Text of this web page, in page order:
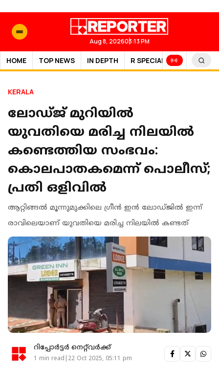
Aug 8, 202603:13 PM
HOME TOP NEWS IN DEPTH R SPECIAL SPORTS
KERALA
ലോഡ്ജ് മുറിയില്‍
യുവതിയെ മരിച്ച നിലയിൽ
കണ്ടെത്തിയ സംഭവം:
കൊലപാതകമെന്ന് പൊലീസ്;
പ്രതി ഒളിവില്‍
ആറ്റിങ്ങല്‍ മൂന്നുമുക്കിലെ ഗ്രീന്‍ ഇന്‍ ലോഡ്ജില്‍ ഇന്ന്
രാവിലെയാണ് യുവതിയെ മരിച്ച നിലയിൽ കണ്ടത്
റിപ്പോർട്ടർ നെറ്റ്‌വര്‍ക്ക്‌
1 min read|22 Oct 2025, 05:11 pm